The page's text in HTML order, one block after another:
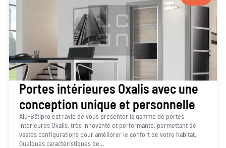
Portes intérieures Oxalis avec une
conception unique et personnelle
Alu-Bâtipro est ravie de vous présenter la gamme de portes
intérieures Oxalis, très innovante et performante, permettant de
vastes configurations pour améliorer le confort de votre habitat.
Quelques caractéristiques de...